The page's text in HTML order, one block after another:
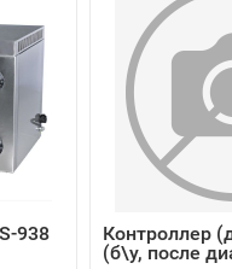
938
Контроллер
(б\у, после